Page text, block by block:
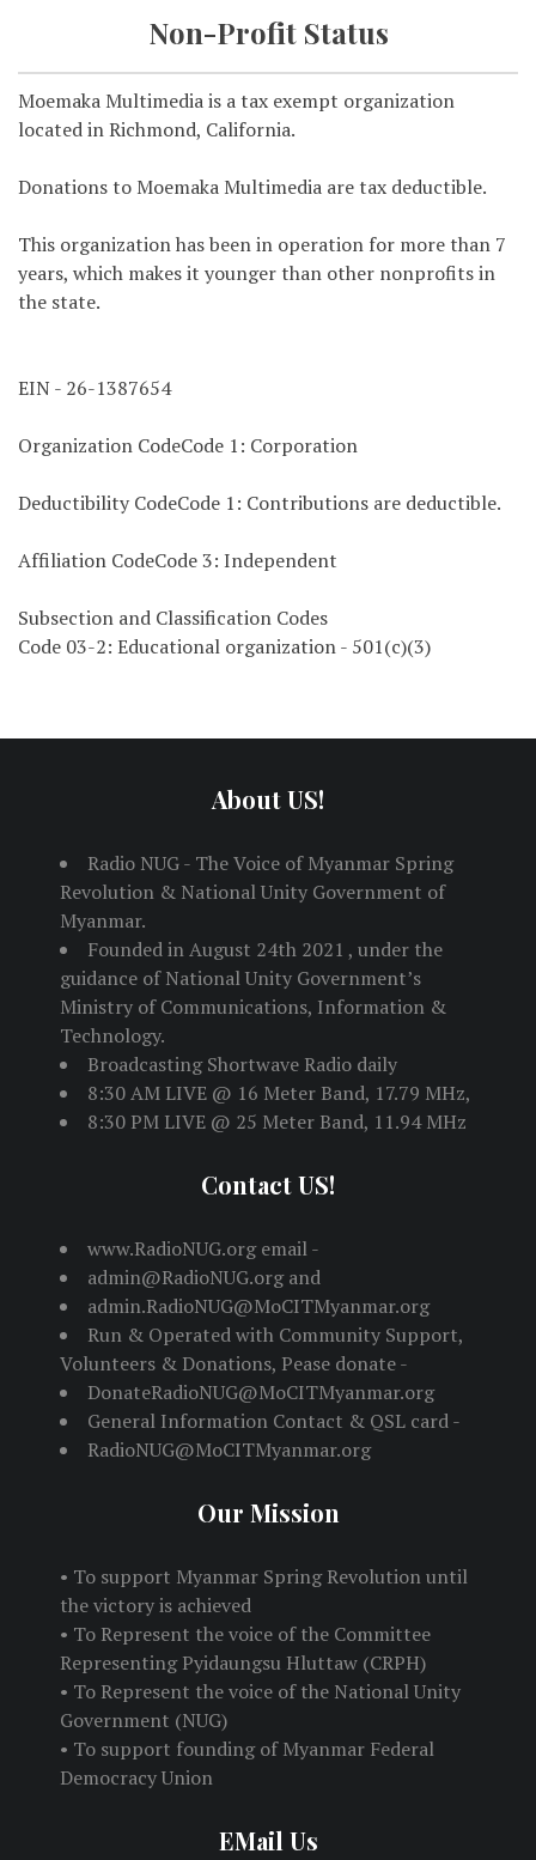
Non-Profit Status
Moemaka Multimedia is a tax exempt organization
located in Richmond, California.
Donations to Moemaka Multimedia are tax deductible.
This organization has been in operation for more than 7
years, which makes it younger than other nonprofits in
the state.
EIN - 26-1387654
Organization CodeCode 1: Corporation
Deductibility CodeCode 1: Contributions are deductible.
Affiliation CodeCode 3: Independent
Subsection and Classification Codes
Code 03-2: Educational organization - 501(c)(3)
About US!
Radio NUG - The Voice of Myanmar Spring
Revolution & National Unity Government of
Myanmar.
Founded in August 24th 2021 , under the
guidance of National Unity Government’s
Ministry of Communications, Information &
Technology.
Broadcasting Shortwave Radio daily
8:30 AM LIVE @ 16 Meter Band, 17.79 MHz,
8:30 PM LIVE @ 25 Meter Band, 11.94 MHz
Contact US!
www.RadioNUG.org email -
admin@RadioNUG.org and
admin.RadioNUG@MoCITMyanmar.org
Run & Operated with Community Support,
Volunteers & Donations, Pease donate -
DonateRadioNUG@MoCITMyanmar.org
General Information Contact & QSL card -
RadioNUG@MoCITMyanmar.org
Our Mission
• To support Myanmar Spring Revolution until
the victory is achieved
• To Represent the voice of the Committee
Representing Pyidaungsu Hluttaw (CRPH)
• To Represent the voice of the National Unity
Government (NUG)
• To support founding of Myanmar Federal
Democracy Union
EMail Us